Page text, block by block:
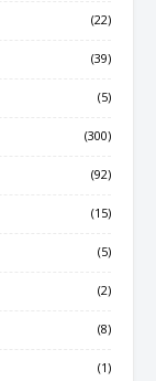
(22)
(39)
(5)
(300)
(92)
(15)
(5)
(2)
(8)
(1)